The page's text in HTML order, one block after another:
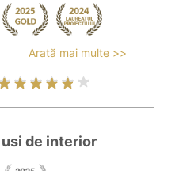
Arată mai multe >>
usi de interior